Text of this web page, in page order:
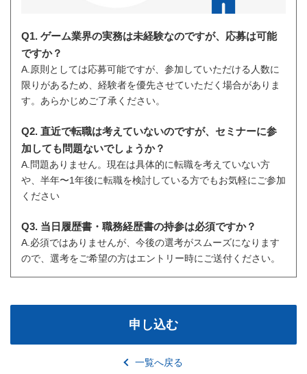
Q1. ゲーム業界の実務は未経験なのですが、応募は可能
ですか？
A.原則としては応募可能ですが、参加していただける人数に
限りがあるため、経験者を優先させていただく場合がありま
す。あらかじめご了承ください。
Q2. 直近で転職は考えていないのですが、セミナーに参
加しても問題ないでしょうか？
A.問題ありません。現在は具体的に転職を考えていない方
や、半年〜1年後に転職を検討している方でもお気軽にご参加
ください
Q3. 当日履歴書・職務経歴書の持参は必須ですか？
A.必須ではありませんが、今後の選考がスムーズになります
ので、選考をご希望の方はエントリー時にご送付ください。
申し込む
一覧へ戻る